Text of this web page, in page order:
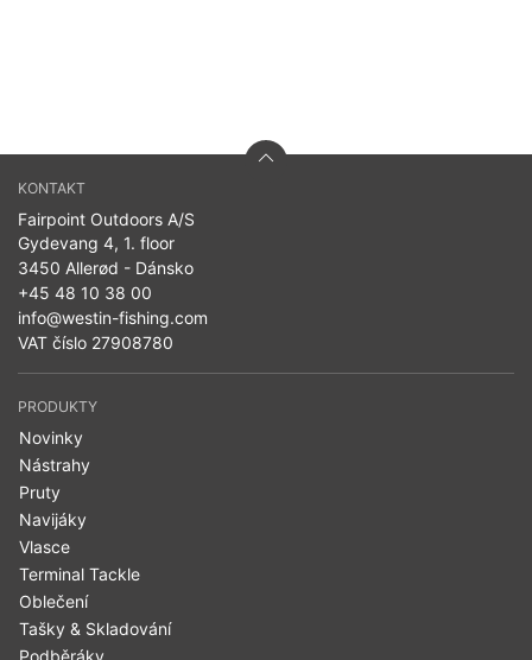
KONTAKT
Fairpoint Outdoors A/S
Gydevang 4, 1. floor
3450 Allerød - Dánsko
+45 48 10 38 00
info@westin-fishing.com
VAT číslo 27908780
PRODUKTY
Novinky
Nástrahy
Pruty
Navijáky
Vlasce
Terminal Tackle
Oblečení
Tašky & Skladování